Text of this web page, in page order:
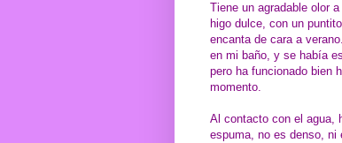
Tiene un agradable olor
higo dulce, con un
encanta de cara a
en mi baño, y se había
pero ha funcionado bien
momento.
Al contacto con el agua,
espuma, no es denso, ni